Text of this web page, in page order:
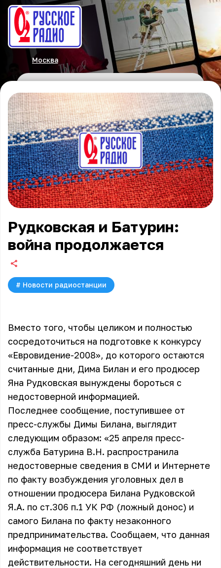
Москва
Рудковская и Батурин:
война продолжается
# Новости радиостанции
Вместо того, чтобы целиком и полностью
сосредоточиться на подготовке к конкурсу
«Евровидение-2008», до которого остаются
считанные дни, Дима Билан и его продюсер
Яна Рудковская вынуждены бороться с
недостоверной информацией.
Последнее сообщение, поступившее от
пресс-службы Димы Билана, выглядит
следующим образом: «25 апреля пресс-
служба Батурина В.Н. распространила
недостоверные сведения в СМИ и Интернете
по факту возбуждения уголовных дел в
отношении продюсера Билана Рудковской
Я.А. по ст.306 п.1 УК РФ (ложный донос) и
самого Билана по факту незаконного
предпринимательства. Сообщаем, что данная
информация не соответствует
действительности. На сегодняшний день ни